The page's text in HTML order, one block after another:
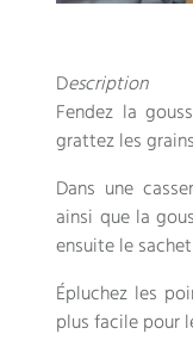
Description
Fendez la
grattez les
Dans une
ainsi que la
ensuite le
Épluchez les
plus facile pour